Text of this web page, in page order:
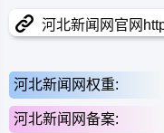
新闻网wap网站等多种
河北新闻网官网
河北新闻网权重:
河北新闻网备案: